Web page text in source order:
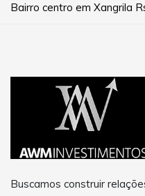
Bairro centro em Xangrila
Buscamos construir